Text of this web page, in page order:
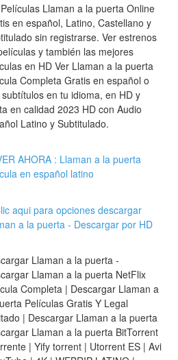
Llaman a la puerta Online
en español, Latino, Castellano y
sin registrarse. Ver estrenos
y también las mejores
en HD Ver Llaman a la puerta
Completa Gratis en español o
en tu idioma, en HD y
en calidad 2023 HD con Audio
Latino y Subtitulado.
AHORA : Llaman a la puerta
en español latino
aqui para opciones descargar
a la puerta - Descargar por HD
Llaman a la puerta -
Llaman a la puerta NetFlix
Completa | Descargar Llaman a
Películas Gratis Y Legal
| Descargar Llaman a la puerta
Llaman a la puerta BitTorrent
| Yify torrent | Utorrent ES | Avi